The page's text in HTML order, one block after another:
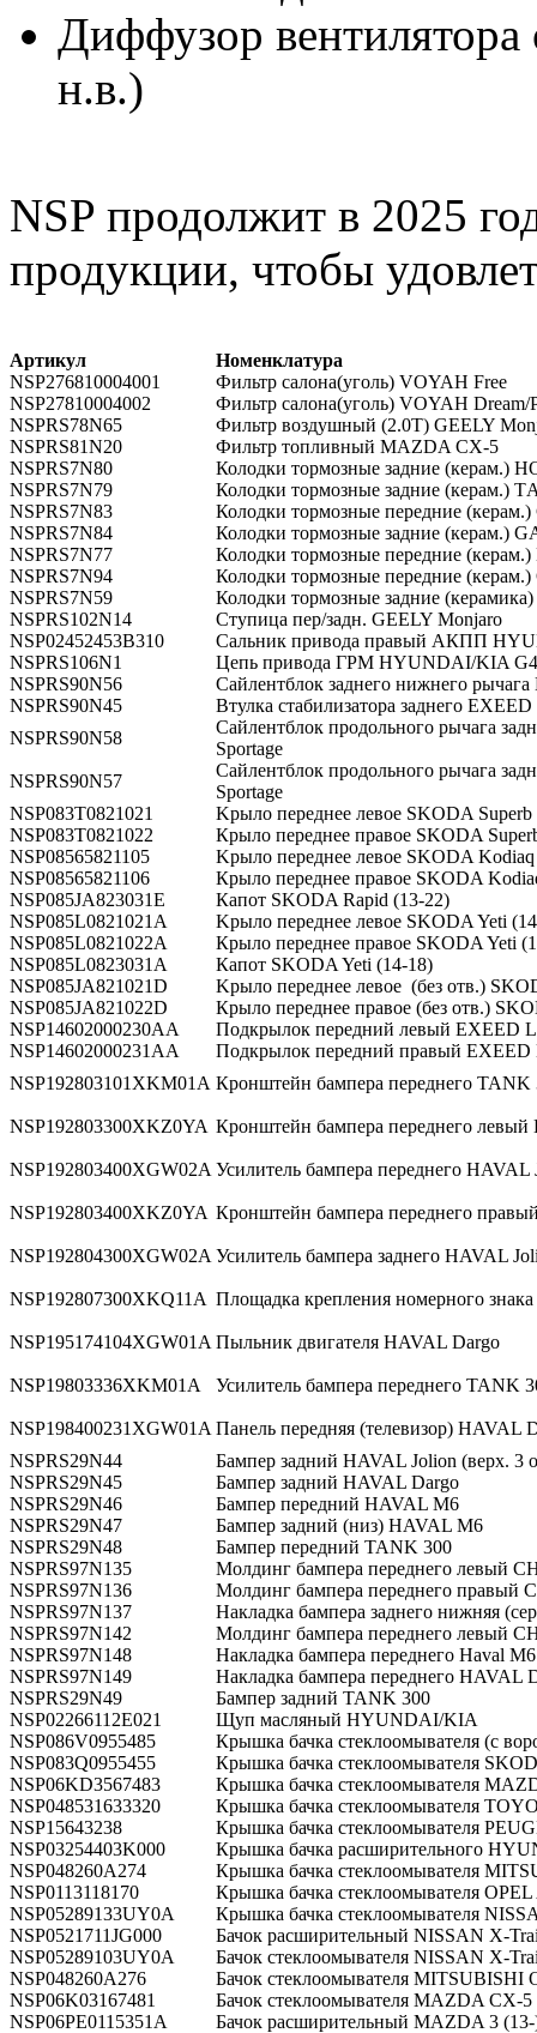
Диффузор
н.в.)
NSP продолжит в 2025
продукции, чтобы
Артикул
Номенклатура
NSP276810004001
Фильтр салона(уголь) VOYAH Free
NSP27810004002
Фильтр салона(уголь) VOYAH Dream/
NSPRS78N65
Фильтр воздушный (2.0T) GEELY
NSPRS81N20
Фильтр топливный MAZDA СХ-5
NSPRS7N80
Колодки тормозные задниe (керам.)
NSPRS7N79
Колодки тормозные задние (керам.)
NSPRS7N83
Колодки тормозные передниe
NSPRS7N84
Колодки тормозные задниe (керам.)
NSPRS7N77
Колодки тормозные передниe
NSPRS7N94
Колодки тормозные передниe
NSPRS7N59
Колодки тормозные задние
NSPRS102N14
Ступица пер/задн. GEELY Monjaro
NSP02452453B310
Сальник привода правый АКПП
NSPRS106N1
Цепь привода ГРМ HYUNDAI/KIA
NSPRS90N56
Сайлентблок заднего нижнего
NSPRS90N45
Втулка стабилизатора заднего
NSPRS90N58
Сaйлeнтблoк продольного pычaгa
Sportage
NSPRS90N57
Сaйлeнтблoк продольного pычaгa
Sportage
NSP083T0821021
Kрыло переднее левое SKODA
NSP083T0821022
Крыло переднее правое SKODA
NSP08565821105
Kрыло переднее левое SKODA
NSP08565821106
Крыло переднее правое SKODA
NSP085JA823031E
Капот SKODA Rapid (13-22)
NSP085L0821021A
Kрыло переднее левое SKODA Yeti
NSP085L0821022A
Крыло переднее правое SKODA Yeti
NSP085L0823031A
Капот SKODA Yeti (14-18)
NSP085JA821021D
Kрыло переднее левое (без отв.)
NSP085JA821022D
Крыло переднее правое (без отв.)
NSP14602000230AA
Подкрылок передний левый EXEED
NSP14602000231AA
Подкрылок передний правый
NSP192803101XKM01A Кронштейн бампера переднего TANK
NSP192803300XKZ0YA Кронштейн бампера переднего
NSP192803400XGW02A Усилитель бампера переднего HAVAL
NSP192803400XKZ0YA Кронштейн бампера переднего
NSP192804300XGW02A Усилитель бампера заднего HAVAL
NSP192807300XKQ11A Площадка крепления номерного
NSP195174104XGW01A Пыльник двигателя HAVAL Dargo
NSP19803336XKM01A Усилитель бампера переднего TANK
NSP198400231XGW01A Панель передняя (телевизор) HAVAL
NSPRS29N44
Бампер задний HAVAL Jolion (верх. 3
NSPRS29N45
Бампер задний HAVAL Dargo
NSPRS29N46
Бампер передний HAVAL M6
NSPRS29N47
Бампер задний (низ) HAVAL M6
NSPRS29N48
Бампер передний TANK 300
NSPRS97N135
Молдинг бампера переднего левый
NSPRS97N136
Молдинг бампера переднего правый
NSPRS97N137
Накладка бампера заднего нижняя
NSPRS97N142
Молдинг бампера переднего левый
NSPRS97N148
Накладка бампера переднего Haval M6
NSPRS97N149
Накладка бампера переднего HAVAL
NSPRS29N49
Бампер задний TANK 300
NSP02266112E021
Щуп масляный HYUNDAI/KIA
NSP086V0955485
Крышка бачка стеклоомывателя (c
NSP083Q0955455
Крышка бачка стеклоомывателя
NSP06KD3567483
Крышка бачка стеклоомывателя
NSP048531633320
Крышка бачка стеклоомывателя
NSP15643238
Крышка бачка стеклоомывателя
NSP03254403K000
Крышка бачка расширительного
NSP048260A274
Крышка бачка стеклоомывателя
NSP0113118170
Крышка бачка стеклоомывателя
NSP05289133UY0A
Крышка бачка стеклоомывателя
NSP0521711JG000
Бачок расширительный NISSAN X-
NSP05289103UY0A
Бачок стеклоомывателя NISSAN X-
NSP048260A276
Бачок стеклоомывателя MITSUBISHI
NSP06K03167481
Бачок стеклоомывателя MAZDA CX-5
NSP06PE0115351A
Бачок расширительный MAZDA 3